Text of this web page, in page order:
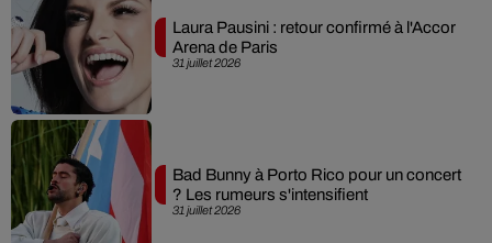
31 juillet 2026
Laura Pausini : retour confirmé à l'Accor
Arena de Paris
31 juillet 2026
Bad Bunny à Porto Rico pour un concert
? Les rumeurs s'intensifient